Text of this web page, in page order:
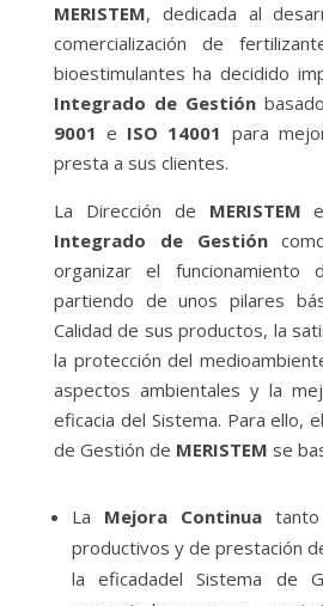
MERISTEM, dedicada al
comercialización de
bioestimulantes ha decidido
Integrado de Gestión
9001 e ISO 14001 para
presta a sus clientes.
La Dirección de MERISTEM
Integrado de Gestión
organizar el funcionamiento
partiendo de unos pilares
Calidad de sus productos, la
la protección del
aspectos ambientales y la
eficacia del Sistema. Para ello,
de Gestión de MERISTEM se
La Mejora Continuatanto
productivos y de prestación
la eficadadel Sistema de